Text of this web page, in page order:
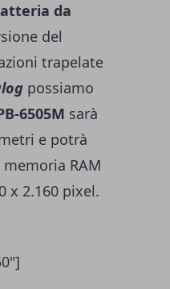
da
del
trapelate
possiamo
6505M sarà
e potrà
memoria RAM
x 2.160 pixel.